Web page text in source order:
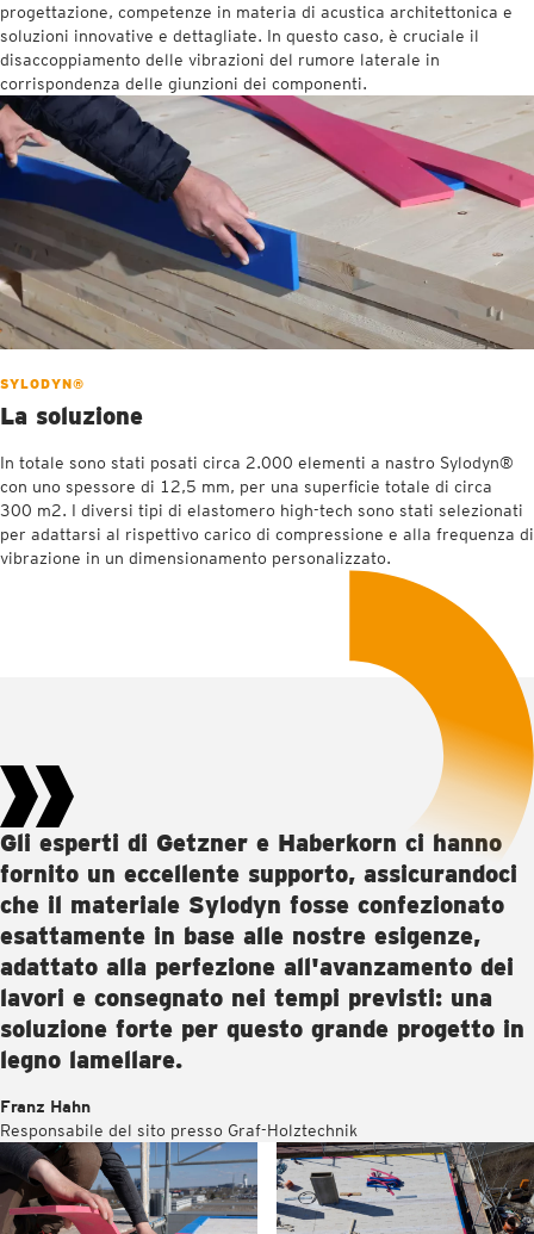
progettazione, competenze in materia di acustica architettonica e
soluzioni innovative e dettagliate. In questo caso, è cruciale il
disaccoppiamento delle vibrazioni del rumore laterale in
corrispondenza delle giunzioni dei componenti.
SYLODYN®
La soluzione
In totale sono stati posati circa 2.000 elementi a nastro Sylodyn®
con uno spessore di 12,5 mm, per una superficie totale di circa
300 m2. I diversi tipi di elastomero high-tech sono stati selezionati
per adattarsi al rispettivo carico di compressione e alla frequenza di
vibrazione in un dimensionamento personalizzato.
Gli esperti di Getzner e Haberkorn ci hanno
fornito un eccellente supporto, assicurandoci
che il materiale Sylodyn fosse confezionato
esattamente in base alle nostre esigenze,
adattato alla perfezione all'avanzamento dei
lavori e consegnato nei tempi previsti: una
soluzione forte per questo grande progetto in
legno lamellare.
Franz Hahn
Responsabile del sito presso Graf-Holztechnik